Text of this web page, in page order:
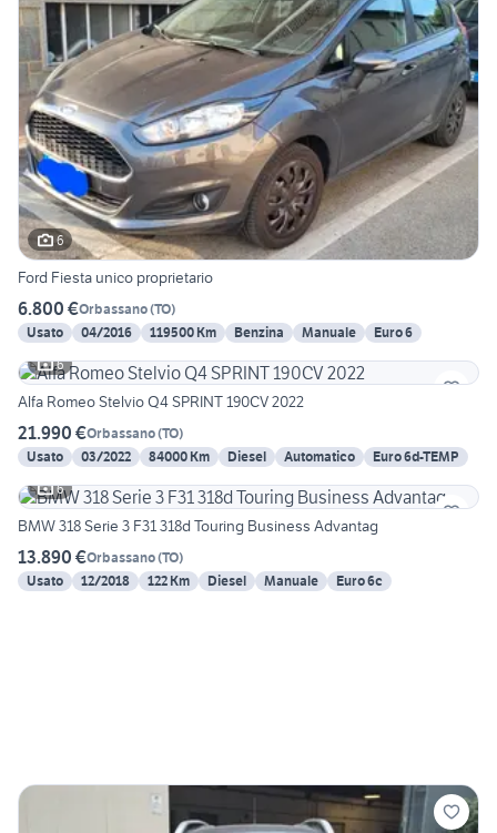
6
Ford Fiesta unico proprietario
6.800 €Orbassano(TO)
Usato
04/2016 119500 Km Benzina Manuale
Euro 6
6
Alfa Romeo Stelvio Q4 SPRINT 190CV 2022
21.990 €Orbassano(TO)
Usato
03/2022 84000 Km Diesel Automatico
Euro 6d-TEMP
6
BMW 318 Serie 3 F31 318d Touring Business Advantag
13.890 €Orbassano(TO)
Usato
12/2018 122 Km Diesel Manuale Euro 6c